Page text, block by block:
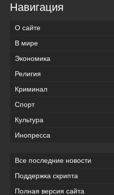
Навигация
О сайте
В мире
Экономика
Религия
Криминал
Спорт
Культура
Инопресса
Все последние новости
Поддержка скрипта
Полная версия сайта